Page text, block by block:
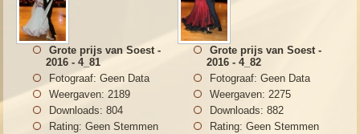
Grote prijs van Soest -
2016 - 4_81
Fotograaf: Geen Data
Weergaven: 2189
Downloads: 804
Rating: Geen Stemmen
Grote prijs van Soest -
2016 - 4_82
Fotograaf: Geen Data
Weergaven: 2275
Downloads: 882
Rating: Geen Stemmen